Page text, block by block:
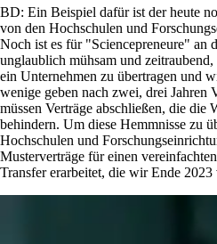
BD: Ein Beispiel dafür ist der heute
von den Hochschulen und
Noch ist es für
Sciencepreneure
an
unglaublich mühsam und
ein Unternehmen zu übertragen und
wenige geben nach zwei, drei Jahren
müssen Verträge abschließen, die die
behindern. Um diese Hemmnisse zu
Hochschulen und
Musterverträge für einen
Transfer erarbeitet, die wir Ende